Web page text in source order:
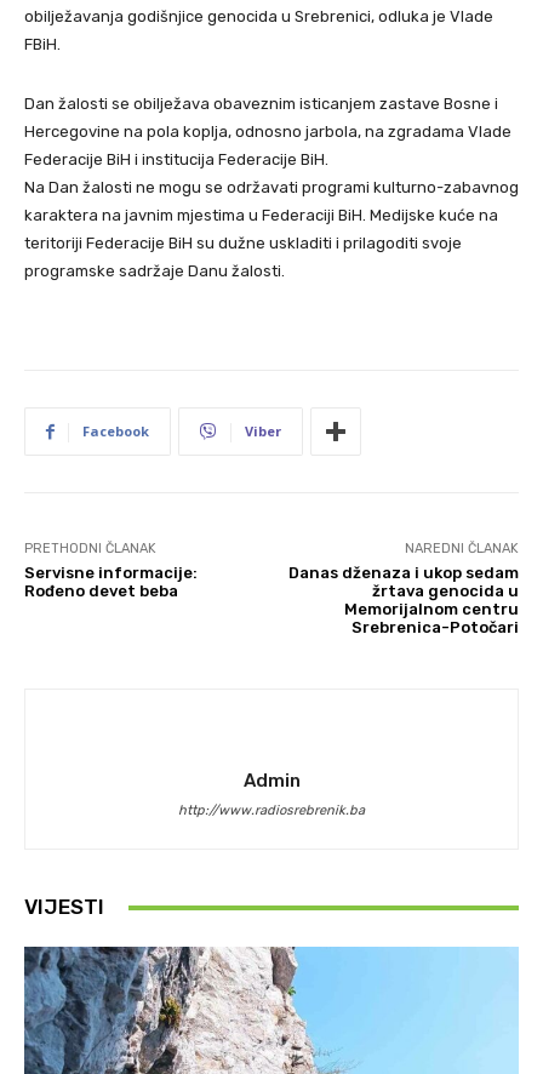
obilježavanja godišnjice genocida u Srebrenici, odluka je Vlade
FBiH.
Dan žalosti se obilježava obaveznim isticanjem zastave Bosne i
Hercegovine na pola koplja, odnosno jarbola, na zgradama Vlade
Federacije BiH i institucija Federacije BiH.
Na Dan žalosti ne mogu se održavati programi kulturno-zabavnog
karaktera na javnim mjestima u Federaciji BiH. Medijske kuće na
teritoriji Federacije BiH su dužne uskladiti i prilagoditi svoje
programske sadržaje Danu žalosti.
Facebook Viber
PRETHODNI ČLANAK
Servisne informacije:
Rođeno devet beba
NAREDNI ČLANAK
Danas dženaza i ukop sedam
žrtava genocida u
Memorijalnom centru
Srebrenica-Potočari
Admin
http://www.radiosrebrenik.ba
VIJESTI